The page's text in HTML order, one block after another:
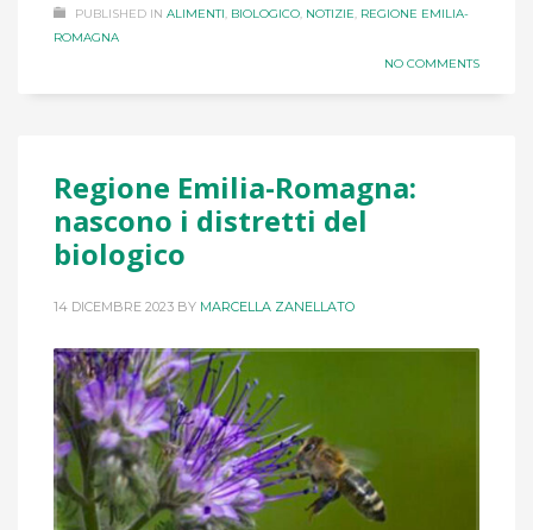
PUBLISHED IN ALIMENTI, BIOLOGICO, NOTIZIE, REGIONE EMILIA-
ROMAGNA
NO COMMENTS
Regione Emilia-Romagna:
nascono i distretti del
biologico
14 DICEMBRE 2023 BY MARCELLA ZANELLATO